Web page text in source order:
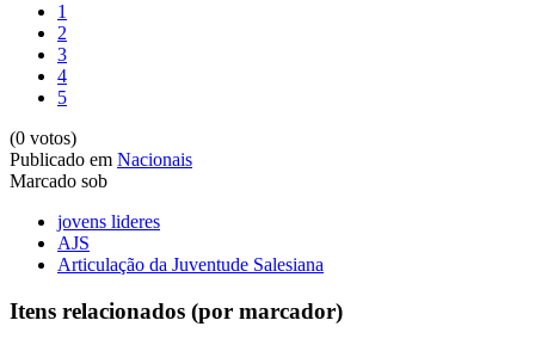
1
2
3
4
5
(0 votos)
Publicado em Nacionais
Marcado sob
jovens lideres
AJS
Articulação da Juventude Salesiana
Itens relacionados (por marcador)